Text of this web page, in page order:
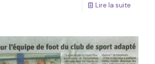
Lire la suite